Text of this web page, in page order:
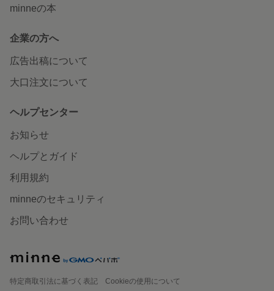
minneの本
企業の方へ
広告出稿について
大口注文について
ヘルプセンター
お知らせ
ヘルプとガイド
利用規約
minneのセキュリティ
お問い合わせ
特定商取引法に基づく表記
Cookieの使用について